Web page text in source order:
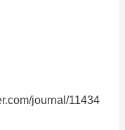
journal/11434